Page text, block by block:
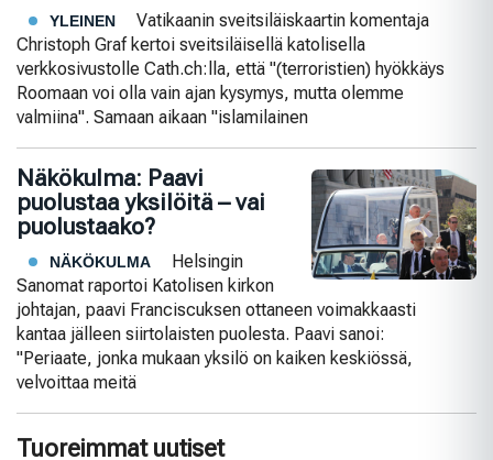
YLEINEN
Vatikaanin sveitsiläiskaartin komentaja
Christoph Graf kertoi sveitsiläisellä katolisella
verkkosivustolle Cath.ch:lla, että "(terroristien) hyökkäys
Roomaan voi olla vain ajan kysymys, mutta olemme
valmiina". Samaan aikaan "islamilainen
Näkökulma: Paavi
puolustaa yksilöitä – vai
puolustaako?
NÄKÖKULMA
Helsingin
Sanomat raportoi Katolisen kirkon
johtajan, paavi Franciscuksen ottaneen voimakkaasti
kantaa jälleen siirtolaisten puolesta. Paavi sanoi:
"Periaate, jonka mukaan yksilö on kaiken keskiössä,
velvoittaa meitä
Tuoreimmat uutiset